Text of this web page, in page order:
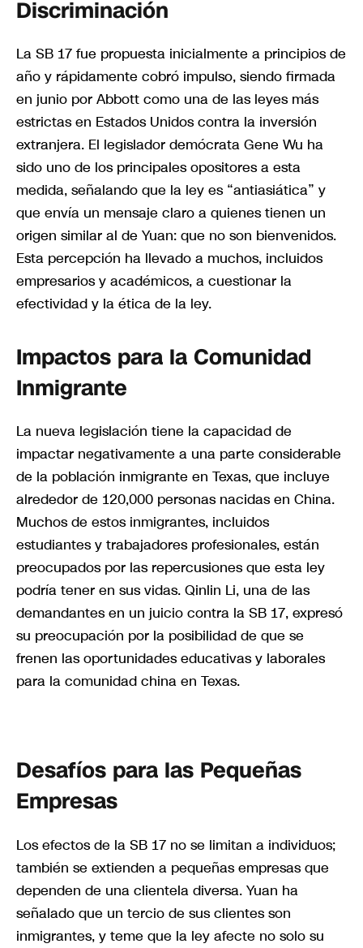
Discriminación
La SB 17 fue propuesta inicialmente a principios de
año y rápidamente cobró impulso, siendo firmada
en junio por Abbott como una de las leyes más
estrictas en Estados Unidos contra la inversión
extranjera. El legislador demócrata Gene Wu ha
sido uno de los principales opositores a esta
medida, señalando que la ley es “antiasiática” y
que envía un mensaje claro a quienes tienen un
origen similar al de Yuan: que no son bienvenidos.
Esta percepción ha llevado a muchos, incluidos
empresarios y académicos, a cuestionar la
efectividad y la ética de la ley.
Impactos para la Comunidad
Inmigrante
La nueva legislación tiene la capacidad de
impactar negativamente a una parte considerable
de la población inmigrante en Texas, que incluye
alrededor de 120,000 personas nacidas en China.
Muchos de estos inmigrantes, incluidos
estudiantes y trabajadores profesionales, están
preocupados por las repercusiones que esta ley
podría tener en sus vidas. Qinlin Li, una de las
demandantes en un juicio contra la SB 17, expresó
su preocupación por la posibilidad de que se
frenen las oportunidades educativas y laborales
para la comunidad china en Texas.
Desafíos para las Pequeñas
Empresas
Los efectos de la SB 17 no se limitan a individuos;
también se extienden a pequeñas empresas que
dependen de una clientela diversa. Yuan ha
señalado que un tercio de sus clientes son
inmigrantes, y teme que la ley afecte no solo su